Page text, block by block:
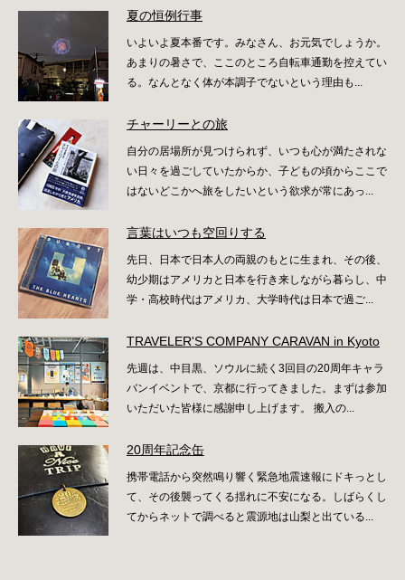
夏の恒例行事
いよいよ夏本番です。みなさん、お元気でしょうか。
あまりの暑さで、ここのところ自転車通勤を控えてい
る。なんとなく体が本調子でないという理由も...
チャーリーとの旅
自分の居場所が見つけられず、いつも心が満たされな
い日々を過ごしていたからか、子どもの頃からここで
はないどこかへ旅をしたいという欲求が常にあっ...
言葉はいつも空回りする
先日、日本で日本人の両親のもとに生まれ、その後、
幼少期はアメリカと日本を行き来しながら暮らし、中
学・高校時代はアメリカ、大学時代は日本で過ご...
TRAVELER'S COMPANY CARAVAN in Kyoto
先週は、中目黒、ソウルに続く3回目の20周年キャラ
バンイベントで、京都に行ってきました。まずは参加
いただいた皆様に感謝申し上げます。 搬入の...
20周年記念缶
携帯電話から突然鳴り響く緊急地震速報にドキっとし
て、その後襲ってくる揺れに不安になる。しばらくし
てからネットで調べると震源地は山梨と出ている...